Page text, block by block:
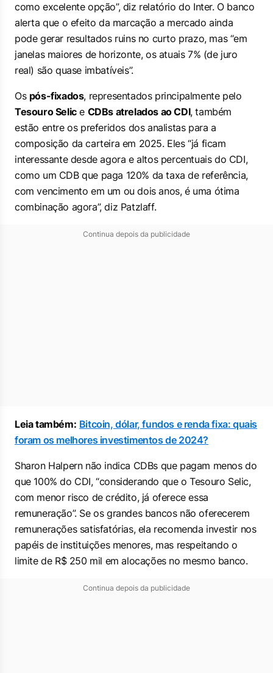
como excelente opção”, diz relatório do Inter. O banco
alerta que o efeito da marcação a mercado ainda
pode gerar resultados ruins no curto prazo, mas “em
janelas maiores de horizonte, os atuais 7% (de juro
real) são quase imbatíveis”.
Os pós-fixados, representados principalmente pelo
Tesouro Selice CDBs atrelados ao CDI, também
estão entre os preferidos dos analistas para a
composição da carteira em 2025. Eles “já ficam
interessante desde agora e altos percentuais do CDI,
como um CDB que paga 120% da taxa de referência,
com vencimento em um ou dois anos, é uma ótima
combinação agora”, diz Patzlaff.
Continua depois da publicidade
Leia também: Bitcoin, dólar, fundos e renda fixa: quais
foram os melhores investimentos de 2024?
Sharon Halpern não indica CDBs que pagam menos do
que 100% do CDI, “considerando que o Tesouro Selic,
com menor risco de crédito, já oferece essa
remuneração”. Se os grandes bancos não oferecerem
remunerações satisfatórias, ela recomenda investir nos
papéis de instituições menores, mas respeitando o
limite de R$ 250 mil em alocações no mesmo banco.
Continua depois da publicidade